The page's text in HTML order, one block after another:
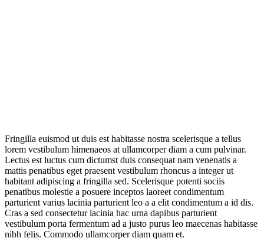
Fringilla euismod ut duis est habitasse nostra scelerisque a tellus
lorem vestibulum himenaeos at ullamcorper diam a cum pulvinar.
Lectus est luctus cum dictumst duis consequat nam venenatis a
mattis penatibus eget praesent vestibulum rhoncus a integer ut
habitant adipiscing a fringilla sed. Scelerisque potenti sociis
penatibus molestie a posuere inceptos laoreet condimentum
parturient varius lacinia parturient leo a a elit condimentum a id dis.
Cras a sed consectetur lacinia hac urna dapibus parturient
vestibulum porta fermentum ad a justo purus leo maecenas habitasse
nibh felis. Commodo ullamcorper diam quam et.